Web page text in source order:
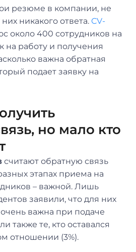
резюме в компании, не
никакого ответа. CV-
около 400 сотрудников на
на работу и получения
важна обратная
подает заявку на
но мало кто
считают обратную связь
этапах приема на
– важной. Лишь
заявили, что для них
важна при подаче
также те, кто оставался
отношении (3%).